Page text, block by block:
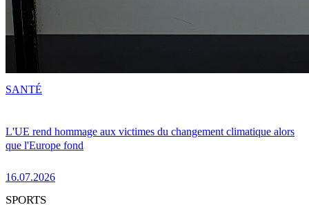
L'UE rend hommage aux victimes du changement climatique alors
que l'Europe fond
16.07.2026
SANTÉ
SPORTS